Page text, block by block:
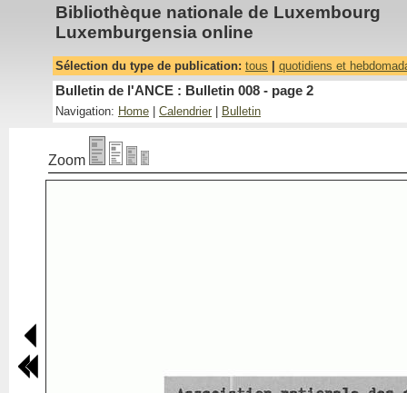
Bibliothèque nationale de Luxembourg
Luxemburgensia online
Sélection du type de publication: tous quotidiens et
Bulletin de l'ANCE : Bulletin 008 - page 2
Navigation: Home Calendrier Bulletin
Zoom